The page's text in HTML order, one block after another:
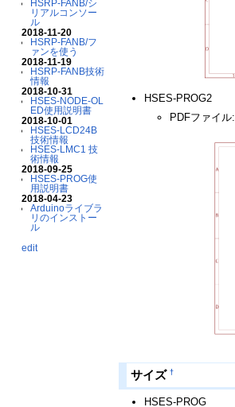
HSRP-FANB/シ
リアルコンソー
ル
2018-11-20
HSRP-FANB/フ
ァンを使う
2018-11-19
HSRP-FANB技術
情報
2018-10-31
HSES-NODE-OL
ED使用説明書
2018-10-01
HSES-LCD24B
技術情報
HSES-LMC1 技
術情報
2018-09-25
HSES-PROG使
用説明書
2018-04-23
Arduinoライブラ
リのインストー
ル
edit
HSES-PROG2
PDFファイル:
サイズ †
HSES-PROG